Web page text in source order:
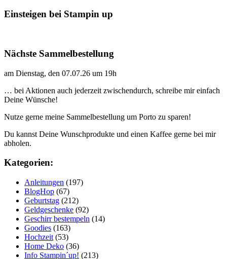
Einsteigen bei Stampin up
Nächste Sammelbestellung
am Dienstag, den 07.07.26 um 19h
… bei Aktionen auch jederzeit zwischendurch, schreibe mir einfach
Deine Wünsche!
Nutze gerne meine Sammelbestellung um Porto zu sparen!
Du kannst Deine Wunschprodukte und einen Kaffee gerne bei mir
abholen.
Kategorien:
Anleitungen (197)
BlogHop (67)
Geburtstag (212)
Geldgeschenke (92)
Geschirr bestempeln (14)
Goodies (163)
Hochzeit (53)
Home Deko (36)
Info Stampin´up! (213)